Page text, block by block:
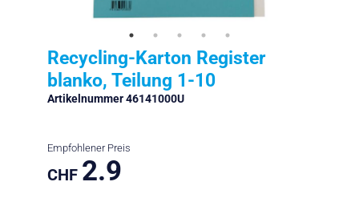
Recycling-Karton Register
blanko, Teilung 1-10
Artikelnummer 46141000U
Empfohlener Preis
CHF 2.9